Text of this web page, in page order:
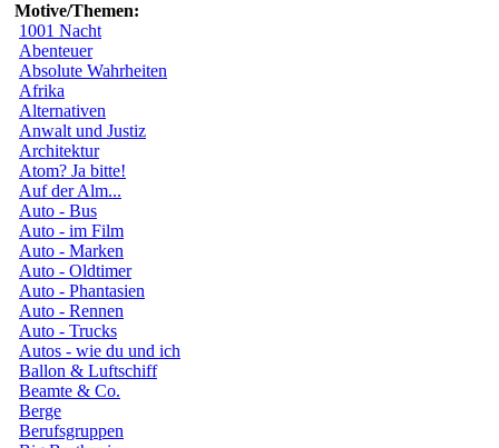
Motive/Themen:
1001 Nacht
Abenteuer
Absolute Wahrheiten
Afrika
Alternativen
Anwalt und Justiz
Architektur
Atom? Ja bitte!
Auf der Alm...
Auto - Bus
Auto - im Film
Auto - Marken
Auto - Oldtimer
Auto - Phantasien
Auto - Rennen
Auto - Trucks
Autos - wie du und ich
Ballon & Luftschiff
Beamte & Co.
Berge
Berufsgruppen